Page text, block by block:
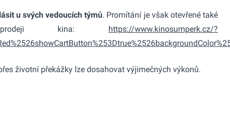
u svých vedoucích týmů. Promítání je však otevřené také
kina: https://www.kinosumperk.cz/?
životní překážky lze dosahovat výjimečných výkonů.